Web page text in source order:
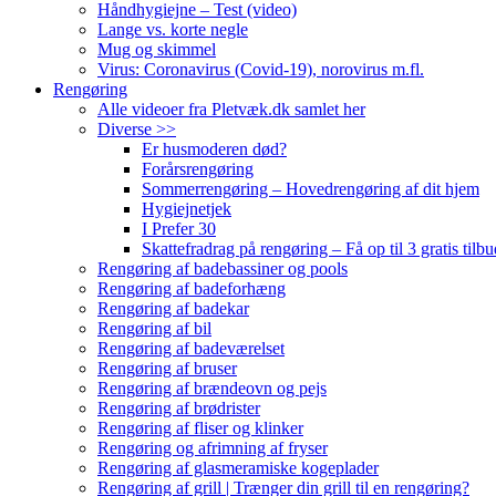
Håndhygiejne – Test (video)
Lange vs. korte negle
Mug og skimmel
Virus: Coronavirus (Covid-19), norovirus m.fl.
Rengøring
Alle videoer fra Pletvæk.dk samlet her
Diverse >>
Er husmoderen død?
Forårsrengøring
Sommerrengøring – Hovedrengøring af dit hjem
Hygiejnetjek
I Prefer 30
Skattefradrag på rengøring – Få op til 3 gratis
Rengøring af badebassiner og pools
Rengøring af badeforhæng
Rengøring af badekar
Rengøring af bil
Rengøring af badeværelset
Rengøring af bruser
Rengøring af brændeovn og pejs
Rengøring af brødrister
Rengøring af fliser og klinker
Rengøring og afrimning af fryser
Rengøring af glasmeramiske kogeplader
Rengøring af grill | Trænger din grill til en rengøring?